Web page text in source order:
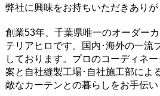
弊社に興味をお持ちいただきありが
創業53年、千葉県唯一のオーダー
テリアヒロです。国内･海外の一流
しております。プロのコーディネ
案と自社縫製工場･自社施工部によ
敵なカーテンとの暮らしをお手伝い